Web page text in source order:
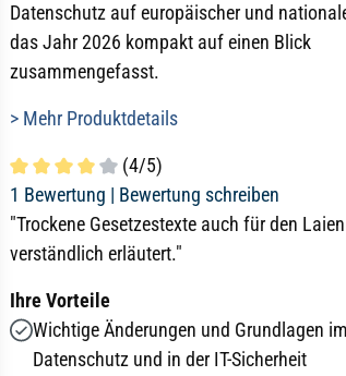
Datenschutz auf europäischer und
das Jahr 2026 kompakt auf einen Blick
zusammengefasst.
> Mehr Produktdetails
Durchschnittliche Bewertung von 4 von 5
(4/5)
1 Bewertung | Bewertung schreiben
"Trockene Gesetzestexte auch für den Laien
verständlich erläutert."
Ihre Vorteile
Wichtige Änderungen und Grundlagen im
Datenschutz und in der IT-Sicherheit